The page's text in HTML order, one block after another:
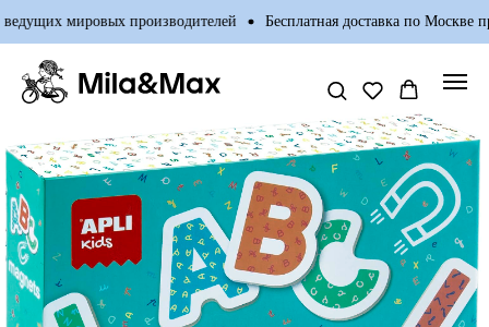
мировых производителей Бесплатная доставка по Москве